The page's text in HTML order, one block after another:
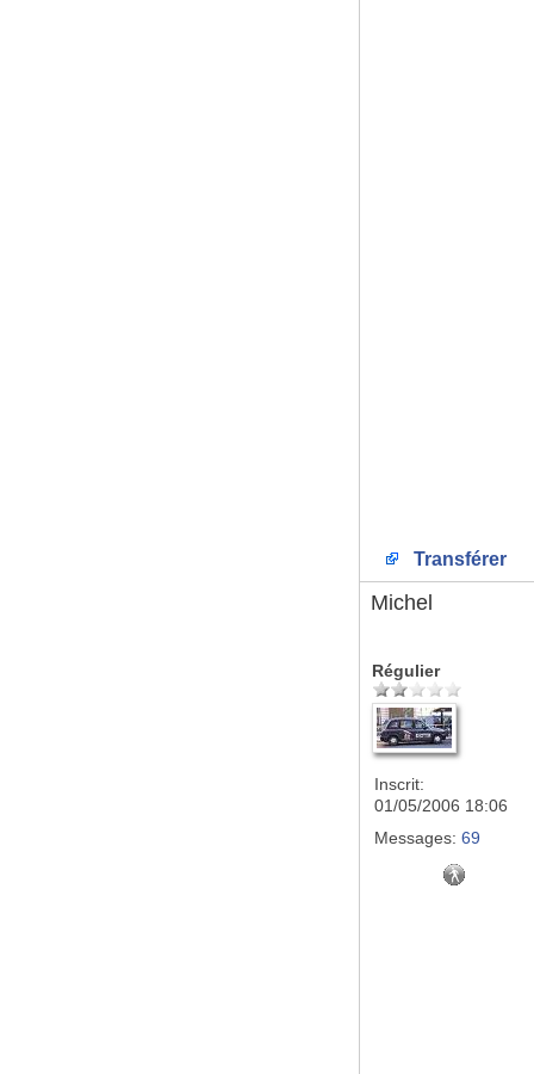
Transférer
Michel
Régulier
Inscrit:
01/05/2006 18:06
Messages: 69